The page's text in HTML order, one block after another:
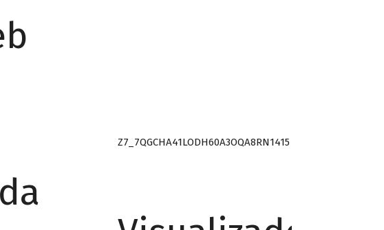
Z7_7QGCHA41LODH60A3OQA8RN1415